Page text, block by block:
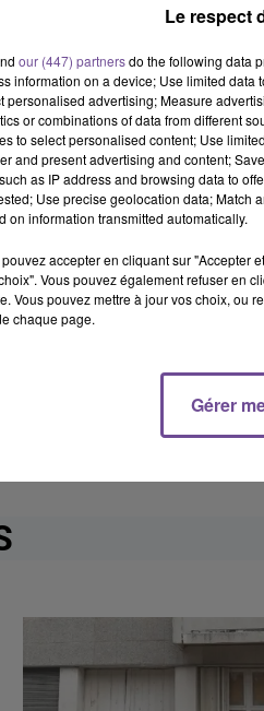
d’un passant. Il n’y a pas
L’auteur des faits qui aurait
Le respect
our (447) partnersdo the following data
information on a device; Use limited
personalised advertising; Measure
or combinations of data from different
to select personalised content; Use
and present advertising and content;
as IP address and browsing data to
Use precise geolocation data; Match
on information transmitted automatically.
accepter en cliquant sur "Accepter
Vous pouvez également refuser en
Vous pouvez mettre à jour vos choix, ou
chaque page.
Gérer